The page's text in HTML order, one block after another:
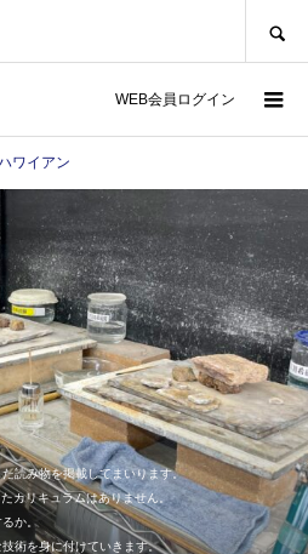
WEB会員ログイン
ワイアン
読み物を掲載してまいります。
カリキュラムはありません。
か。
術を身に付けていきます。